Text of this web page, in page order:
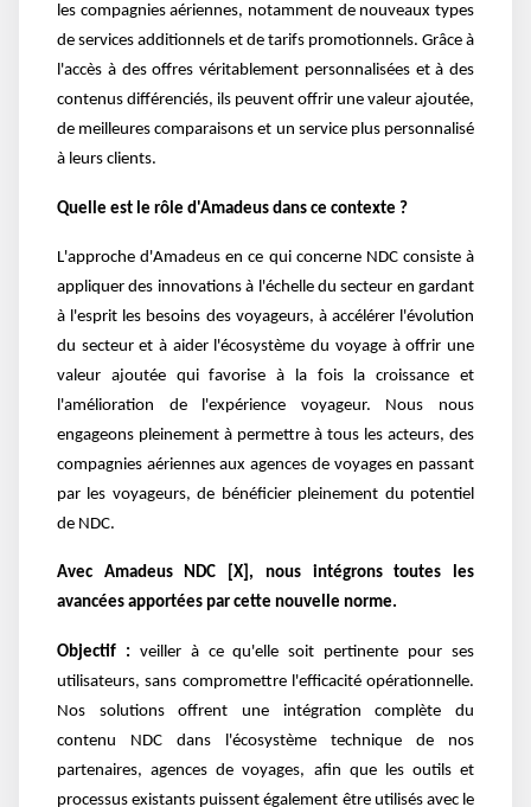
les compagnies aériennes, notamment de nouveaux types
de services additionnels et de tarifs promotionnels. Grâce à
l'accès à des offres véritablement personnalisées et à des
contenus différenciés, ils peuvent offrir une valeur ajoutée,
de meilleures comparaisons et un service plus personnalisé
à leurs clients.
Quelle est le rôle d'Amadeus dans ce contexte ?
L'approche d'Amadeus en ce qui concerne NDC consiste à
appliquer des innovations à l'échelle du secteur en gardant
à l'esprit les besoins des voyageurs, à accélérer l'évolution
du secteur et à aider l'écosystème du voyage à offrir une
valeur ajoutée qui favorise à la fois la croissance et
l'amélioration de l'expérience voyageur. Nous nous
engageons pleinement à permettre à tous les acteurs, des
compagnies aériennes aux agences de voyages en passant
par les voyageurs, de bénéficier pleinement du potentiel
de NDC.
Avec Amadeus NDC [X], nous intégrons toutes les
avancées apportées par cette nouvelle norme.
Objectif : veiller à ce qu'elle soit pertinente pour ses
utilisateurs, sans compromettre l'efficacité opérationnelle.
Nos solutions offrent une intégration complète du
contenu NDC dans l'écosystème technique de nos
partenaires, agences de voyages, afin que les outils et
processus existants puissent également être utilisés avec le